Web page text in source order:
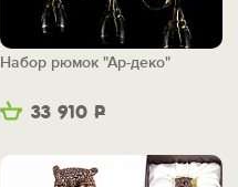
33 910 Р
Набор рюмок "Ар-деко"